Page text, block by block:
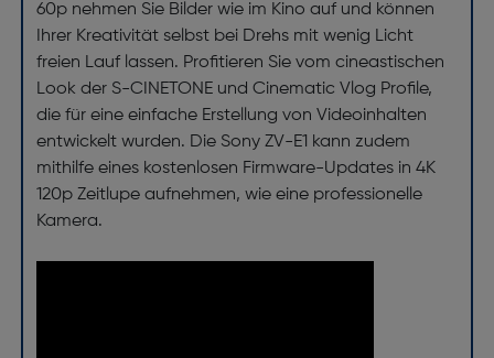
60p nehmen Sie Bilder wie im Kino auf und können
Ihrer Kreativität selbst bei Drehs mit wenig Licht
freien Lauf lassen. Profitieren Sie vom cineastischen
Look der S-CINETONE und Cinematic Vlog Profile,
die für eine einfache Erstellung von Videoinhalten
entwickelt wurden. Die Sony ZV-E1 kann zudem
mithilfe eines kostenlosen Firmware-Updates in 4K
120p Zeitlupe aufnehmen, wie eine professionelle
Kamera.